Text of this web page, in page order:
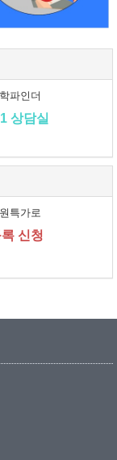
파인더
상담실
특가로
신청